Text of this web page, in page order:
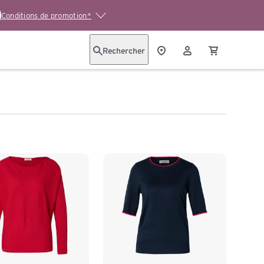
Conditions de promotion*
Rechercher